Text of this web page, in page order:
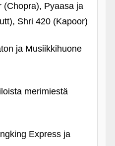
(Chopra), Pyaasa ja
Shri 420 (Kapoor)
ja Musiikkihuone
merimiestä
Express ja